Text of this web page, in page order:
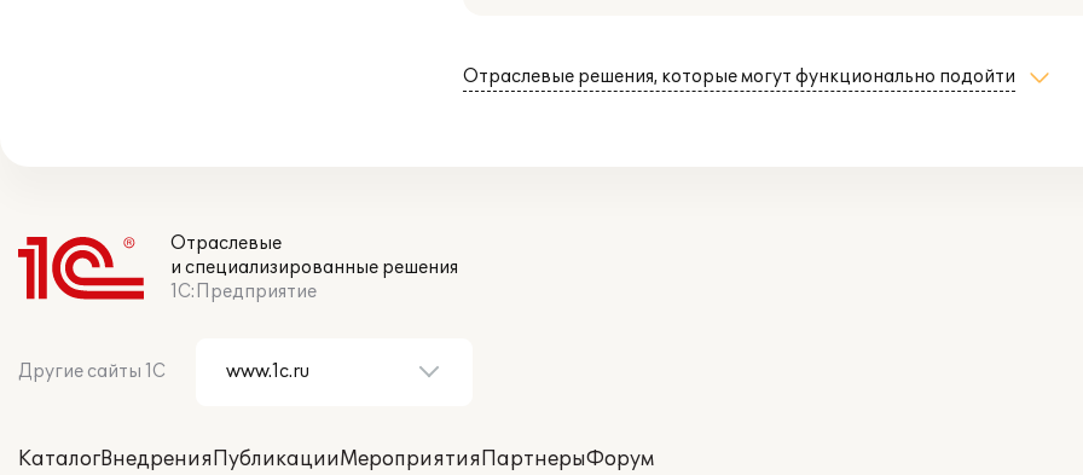
Отраслевые решения, которые могут функционально подойти
Отраслевые
и специализированные решения
1С:Предприятие
Другие сайты 1С
КаталогВнедренияПубликацииМероприятияПартнерыФорум